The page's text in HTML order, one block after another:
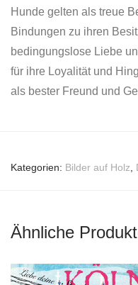
Hunde gelten als treue
Bindungen zu ihren
bedingungslose Liebe
für ihre Loyalität und
als bester Freund und
Kategorien: Bilder auf Holz
Ähnliche